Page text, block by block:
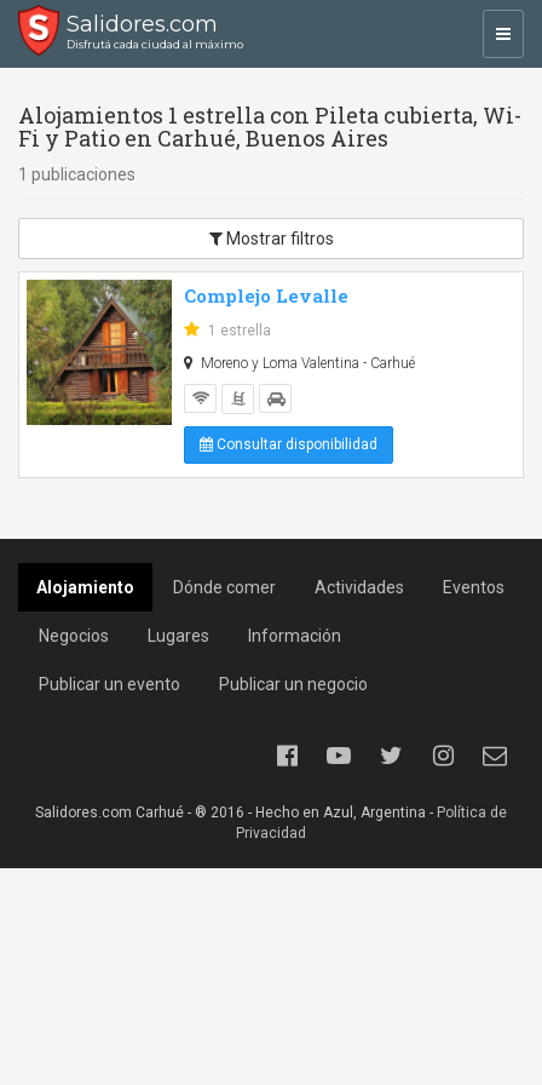
Salidores.com
Disfrutá cada ciudad al máximo
Alojamientos 1 estrella con Pileta cubierta, Wi-
Fi y Patio en Carhué, Buenos Aires
1 publicaciones
Mostrar filtros
Complejo Levalle
1 estrella
Moreno y Loma Valentina - Carhué
Consultar disponibilidad
Alojamiento Dónde comer Actividades Eventos
Negocios Lugares Información
Publicar un evento Publicar un negocio
Salidores.com Carhué - ® 2016 - Hecho en Azul, Argentina - Política de
Privacidad